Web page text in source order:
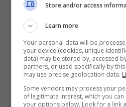
Quanto accaduto ha
fatto inequivocabile:
capacità della
inconcepibile
Store and/or access
Learn more
Your personal data will be
your device (cookies, unique
data) may be stored by, accessed
partners, or used specifically by
may use precise geolocation data.
Some vendors may process your
of legitimate interest, which you
your options below. Look for a link